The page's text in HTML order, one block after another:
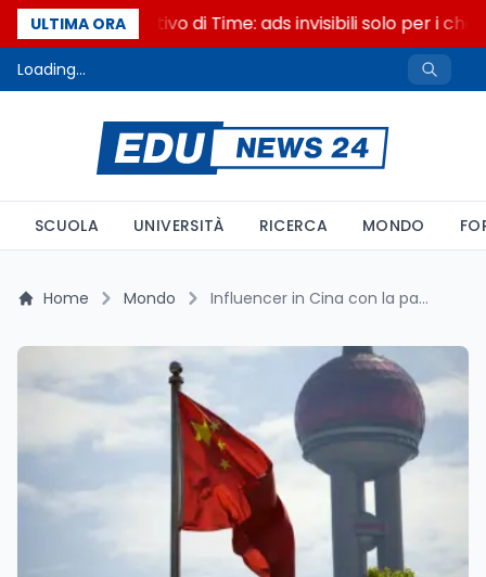
ULTIMA ORA
Il cloaking selettivo di Time: ads invisibili solo per i
Loading...
SCUOLA UNIVERSITÀ RICERCA MONDO
Home Mondo Influencer in Cina con la patente digitale: cosa prevede la norma